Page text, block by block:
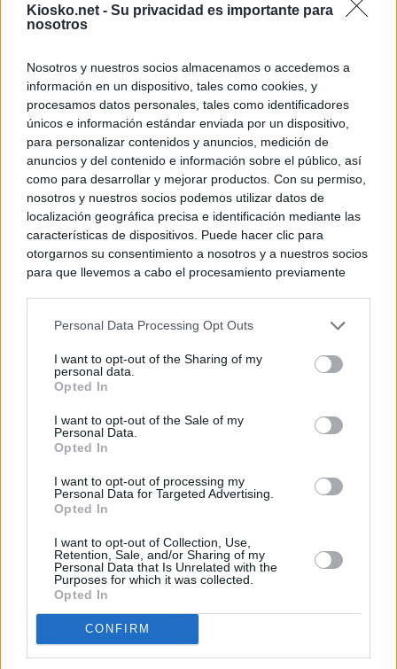
Kiosko.net - Su privacidad es importante para
nosotros
Nosotros y nuestros socios almacenamos o accedemos a
información en un dispositivo, tales como cookies, y
procesamos datos personales, tales como identificadores
únicos e información estándar enviada por un dispositivo,
para personalizar contenidos y anuncios, medición de
anuncios y del contenido e información sobre el público, así
como para desarrollar y mejorar productos. Con su permiso,
nosotros y nuestros socios podemos utilizar datos de
localización geográfica precisa e identificación mediante las
características de dispositivos. Puede hacer clic para
otorgarnos su consentimiento a nosotros y a nuestros socios
para que llevemos a cabo el procesamiento previamente
negar su consentimiento. Tenga en cuenta que algún
de su consentimiento, pero usted tiene el derecho de
rechazar tal procesamiento. Sus preferencias se aplicarán
cualquier momento entrando de nuevo en este sitio web o
visitando nuestra política de privacidad.
Personal Data Processing Opt Outs
I want to opt-out of the Sharing of my
personal data.
Opted In
I want to opt-out of the Sale of my
Personal Data.
Opted In
I want to opt-out of processing my
Personal Data for Targeted Advertising.
Opted In
I want to opt-out of Collection, Use,
Retention, Sale, and/or Sharing of my
Personal Data that Is Unrelated with the
Purposes for which it was collected.
Opted In
CONFIRM